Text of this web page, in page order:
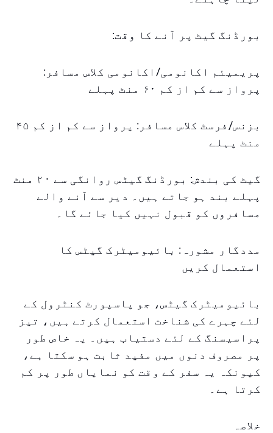
بورڈنگ گیٹ پر آنے کا وقت:
پریمیئم اکانومی/اکانومی کلاس مسافر:
پرواز سے کم از کم ۶۰ منٹ پہلے
بزنس/فرسٹ کلاس مسافر: پرواز سے کم از کم ۴۵
منٹ پہلے
گیٹ کی بندش: بورڈنگ گیٹس روانگی سے ۲۰ منٹ
پہلے بند ہو جاتے ہیں۔ دیر سے آنے والے
مسافروں کو قبول نہیں کیا جائے گا۔
مددگار مشورہ: بائیومیٹرک گیٹس کا
استعمال کریں
بائیومیٹرک گیٹس، جو پاسپورٹ کنٹرول کے
لئے چہرے کی شناخت استعمال کرتے ہیں، تیز
پراسیسنگ کے لئے دستیاب ہیں۔ یہ خاص طور
پر مصروف دنوں میں مفید ثابت ہو سکتا ہے،
کیونکہ یہ سفر کے وقت کو نمایاں طور پر کم
کرتا ہے۔
خلاصہ